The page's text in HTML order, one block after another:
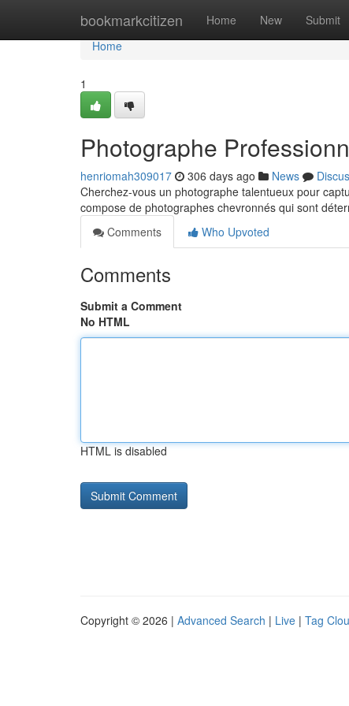
bookmarkcitizen Home New Submit
Home
Home
1
Photographe
henriomah309017 306 days ago News
Cherchez-vous un photographe talentueux pour
compose de photographes chevronnés qui sont
Comments
Who Upvoted
Comments
Submit a Comment
No HTML
HTML is disabled
Copyright © 2026 | Advanced Search | Live | Tag